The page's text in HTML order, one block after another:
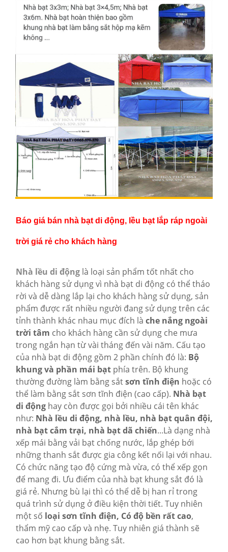
Báo giá bán nhà bạt di động, lều bạt lắp ráp ngoài
trời giá rẻ cho khách hàng
Nhà lều di động là loại sản phẩm tốt nhất cho
khách hàng sử dụng vì nhà bạt di động có thể tháo
rời và dễ dàng lắp lại cho khách hàng sử dụng, sản
phẩm được rất nhiều người đang sử dụng trên các
tỉnh thành khác nhau mục đích là che nắng ngoài
trời tâm cho khách hàng cần sử dụng che mưa
trong ngắn hạn từ vài tháng đến vài năm. Cấu tạo
của nhà bạt di động gồm 2 phần chính đó là: Bộ
khung và phần mái bạt phía trên. Bộ khung
thường đường làm bằng sắtsơn tĩnh điện hoặc có
thể làm bằng sắt sơn tĩnh điện (cao cấp). Nhà bạt
di động hay còn được gọi bởi nhiều cái tên khác
như: Nhà lều di động, nhà lều, nhà bạt quân đội,
nhà bạt cắm trại, nhà bạt dã chiến...Là dạng nhà
xếp mái bằng vải bạt chống nước, lắp ghép bới
những thanh sắt được gia công kết nối lại với nhau.
Có chức năng tạo độ cứng mà vừa, có thể xếp gọn
để mang đi. Ưu điểm của nhà bạt khung sắt đó là
giá rẻ. Nhưng bù lại thì có thể dễ bị han rỉ trong
quá trình sử dụng ở điều kiện thời tiết. Tuy nhiên
một số loại sơn tĩnh điện, Có độ bền rất cao,
thẩm mỹ cao cấp và nhẹ. Tuy nhiên giá thành sẽ
cao hơn bạt khung bằng sắt.